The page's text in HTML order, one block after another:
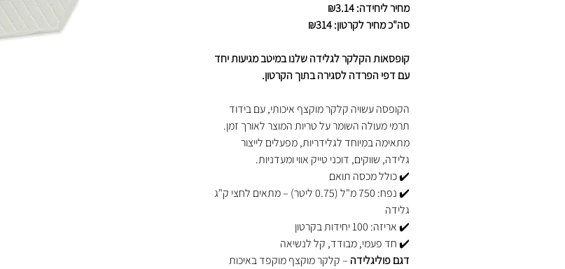
מחיר ליחידה: ₪3.14
סה"כ מחיר לקרטון: ₪314
קופסאות הקלקר לגלידה שלנו במיטב מגיעות יחד
עם דפי הפרדה לסגירה בתוך הקרטון.
הקופסה עשויה קלקר מוקצף איכותי, עם בידוד
תרמי מעולה השומר על טריות המוצר לאורך זמן.
מתאימה במיוחד לגלידריות, מפעלים לייצור
גלידה, שווקים, דוכני טייק אווי ומעדניות.
✔️ כולל מכסה תואם
✔️ נפח: 750 מ"ל (0.75 ליטר) – מתאים לחצי ק"ג
גלידה
✔️ אריזה: 100 יחידות בקרטון
✔️ חד פעמי, מבודד, קל לנשיאה
דגם פוליגלידה – קלקר מוקצף מוקפד באיכות